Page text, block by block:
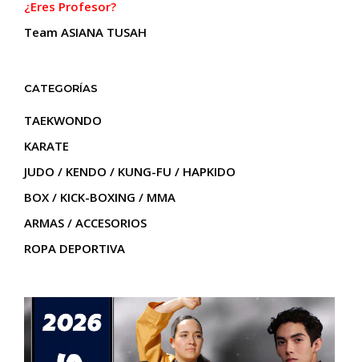
¿Eres Profesor?
Team ASIANA TUSAH
CATEGORÍAS
TAEKWONDO
KARATE
JUDO / KENDO / KUNG-FU / HAPKIDO
BOX / KICK-BOXING / MMA
ARMAS / ACCESORIOS
ROPA DEPORTIVA